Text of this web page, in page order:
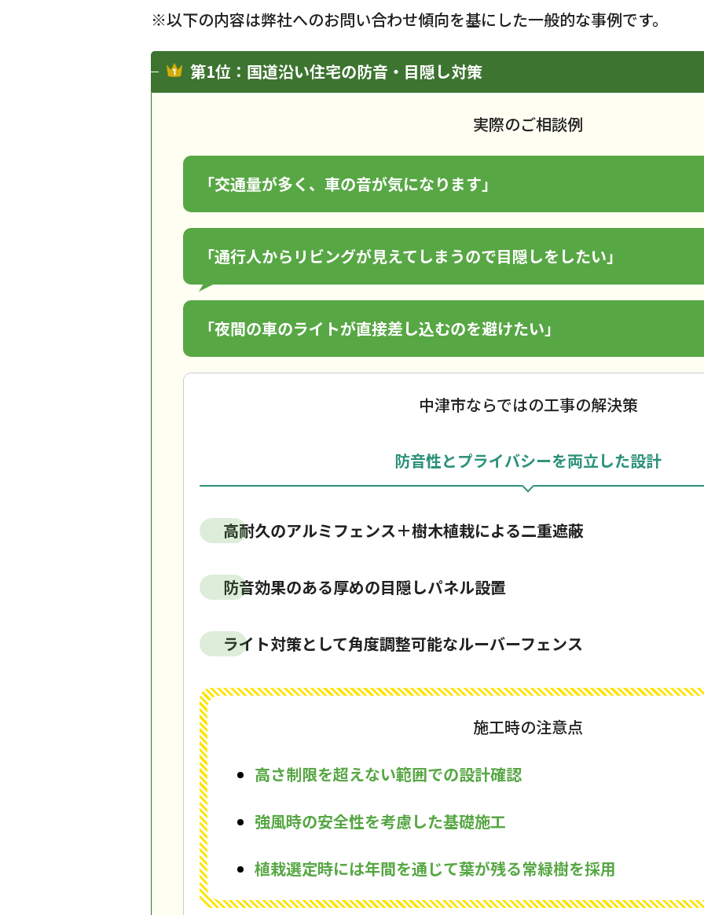
※以下の内容は弊社へのお問い合わせ傾向を基にした一般的な事例です。
第1位：国道沿い住宅の防音・目隠し対策
実際のご相談例
「交通量が多く、車の音が気になります」
「通行人からリビングが見えてしまうので目隠しをしたい」
「夜間の車のライトが直接差し込むのを避けたい」
中津市ならではの工事の解決策
防音性とプライバシーを両立した設計
高耐久のアルミフェンス＋樹木植栽による二重遮蔽
防音効果のある厚めの目隠しパネル設置
ライト対策として角度調整可能なルーバーフェンス
施工時の注意点
高さ制限を超えない範囲での設計確認
強風時の安全性を考慮した基礎施工
植栽選定時には年間を通じて葉が残る常緑樹を採用